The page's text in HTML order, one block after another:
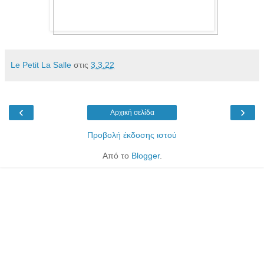
Le Petit La Salle στις 3.3.22
‹ ›
Αρχική σελίδα
Προβολή έκδοσης ιστού
Από το Blogger.